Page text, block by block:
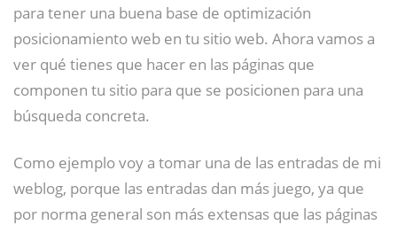
para tener una buena base de optimización
posicionamiento web en tu sitio web. Ahora vamos a
ver qué tienes que hacer en las páginas que
componen tu sitio para que se posicionen para una
búsqueda concreta.
Como ejemplo voy a tomar una de las entradas de mi
weblog, porque las entradas dan más juego, ya que
por norma general son más extensas que las páginas